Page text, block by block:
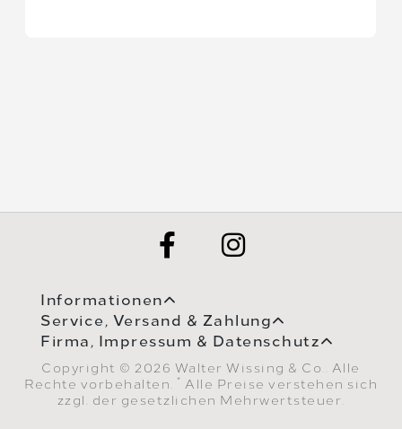
Informationen
Service, Versand & Zahlung
Firma, Impressum & Datenschutz
Copyright © 2026 Walter Wissing & Co.. Alle
Rechte vorbehalten.
* Alle Preise verstehen sich
zzgl. der gesetzlichen Mehrwertsteuer.